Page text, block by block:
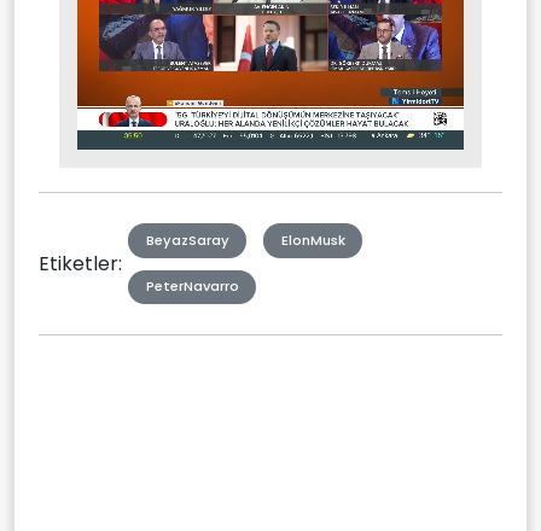
Mute Stream
Etiketler:
BeyazSaray ElonMusk
PeterNavarro